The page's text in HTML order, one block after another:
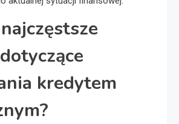
kredytem